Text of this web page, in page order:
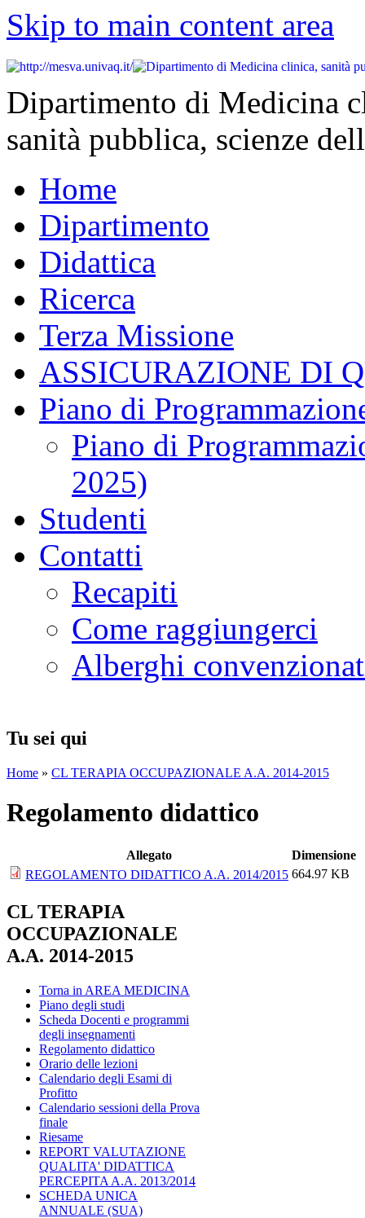
Skip to main content area
Dipartimento di Medicina
sanità pubblica, scienze
Home
Dipartimento
Didattica
Ricerca
Terza Missione
ASSICURAZIONE DI
Piano di
Piano di
2025)
Studenti
Contatti
Recapiti
Come raggiungerci
Alberghi
Tu sei qui
Home » CL TERAPIA OCCUPAZIONALE A.A. 2014-2015
Regolamento didattico
Allegato
Dimensione
REGOLAMENTO DIDATTICO A.A. 2014/2015 664.97 KB
CL TERAPIA
OCCUPAZIONALE
A.A. 2014-2015
Torna in AREA MEDICINA
Piano degli studi
Scheda Docenti e programmi
degli insegnamenti
Regolamento didattico
Orario delle lezioni
Calendario degli Esami di
Profitto
Calendario sessioni della Prova
finale
Riesame
REPORT VALUTAZIONE
QUALITA' DIDATTICA
PERCEPITA A.A. 2013/2014
SCHEDA UNICA
ANNUALE (SUA)